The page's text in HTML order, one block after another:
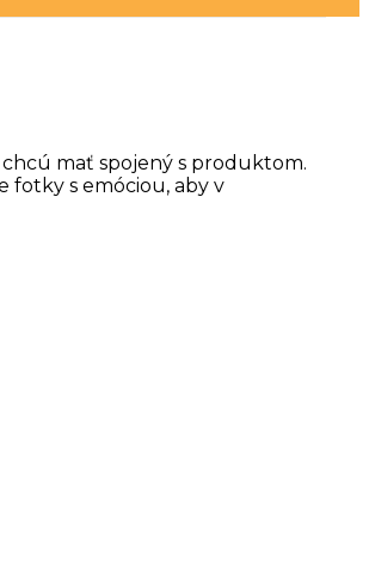
mať spojený s produktom.
fotky s emóciou, aby v